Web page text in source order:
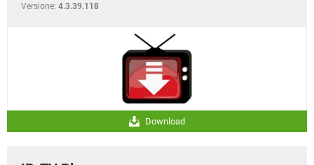
Versione: 4.3.39.118
Download